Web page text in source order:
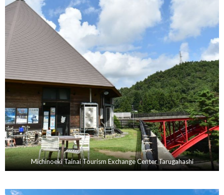
Michinoeki Tainai Tourism Exchange Center Tarugahashi